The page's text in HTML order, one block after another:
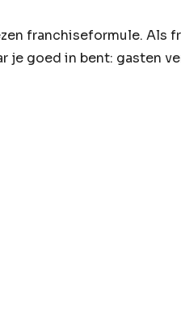
franchiseformule. Als
goed in bent: gasten